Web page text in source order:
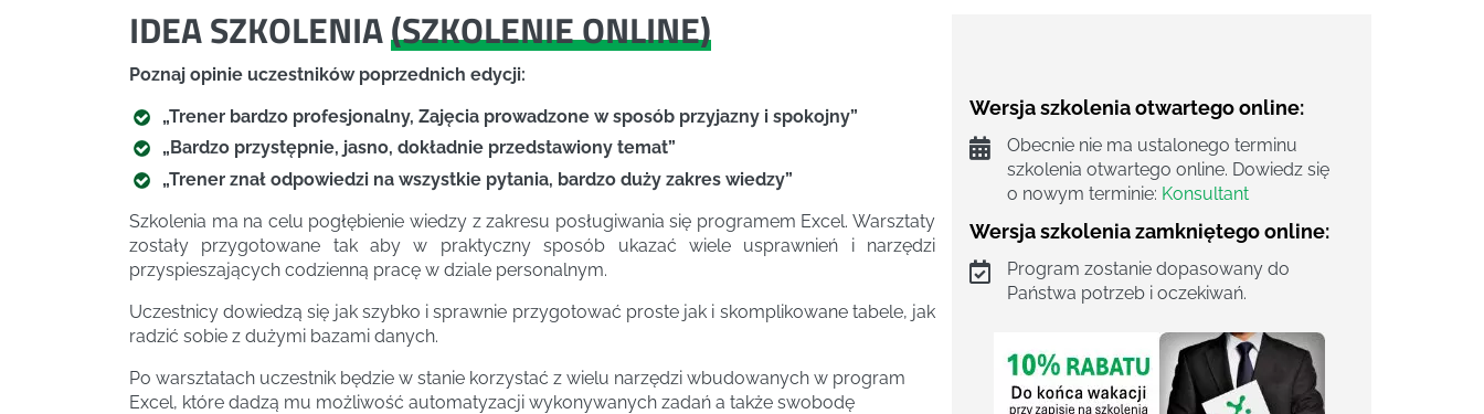
IDEA SZKOLENIA(SZKOLENIE ONLINE)
Poznaj opinie uczestników poprzednich edycji:
„Trener bardzo profesjonalny, Zajęcia prowadzone w sposób przyjazny i spokojny”
„Bardzo przystępnie, jasno, dokładnie przedstawiony temat”
„Trener znał odpowiedzi na wszystkie pytania, bardzo duży zakres wiedzy”
Szkolenia ma na celu pogłębienie wiedzy z zakresu posługiwania się programem Excel. Warsztaty
zostały przygotowane tak aby w praktyczny sposób ukazać wiele usprawnień i narzędzi
przyspieszających codzienną pracę w dziale personalnym.
Uczestnicy dowiedzą się jak szybko i sprawnie przygotować proste jak i skomplikowane tabele, jak
radzić sobie z dużymi bazami danych.
Po warsztatach uczestnik będzie w stanie korzystać z wielu narzędzi wbudowanych w program
Excel, które dadzą mu możliwość automatyzacji wykonywanych zadań a także swobodę
Wersja szkolenia otwartego online:
Obecnie nie ma ustalonego terminu
szkolenia otwartego online. Dowiedz się
o nowym terminie: Konsultant
Wersja szkolenia zamkniętego online:
Program zostanie dopasowany do
Państwa potrzeb i oczekiwań.